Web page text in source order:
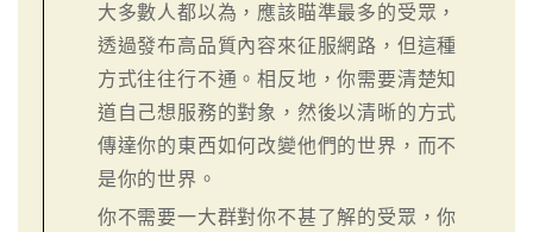
大多數人都以為，應該瞄準最多的受眾，
透過發布高品質內容來征服網路，但這種
方式往往行不通。相反地，你需要清楚知
道自己想服務的對象，然後以清晰的方式
傳達你的東西如何改變他們的世界，而不
是你的世界。
你不需要一大群對你不甚了解的受眾，你